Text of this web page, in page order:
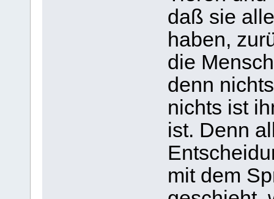
daß sie
haben,
die
denn
nichts ist
ist. Denn
mit dem